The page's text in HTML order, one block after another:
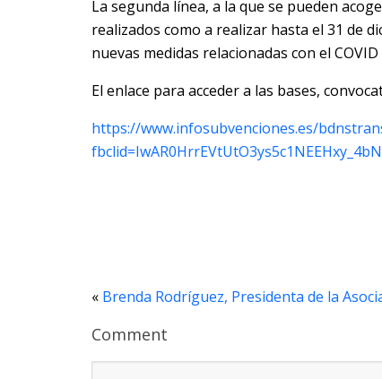
La segunda línea, a la que se pueden
realizados como a realizar hasta el 31 de
nuevas medidas relacionadas con el
El enlace para acceder a las bases,
https://www.infosubvenciones.es/
« Brenda Rodríguez, Presidenta de la
Comment